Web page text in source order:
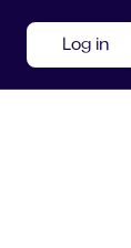
Log in